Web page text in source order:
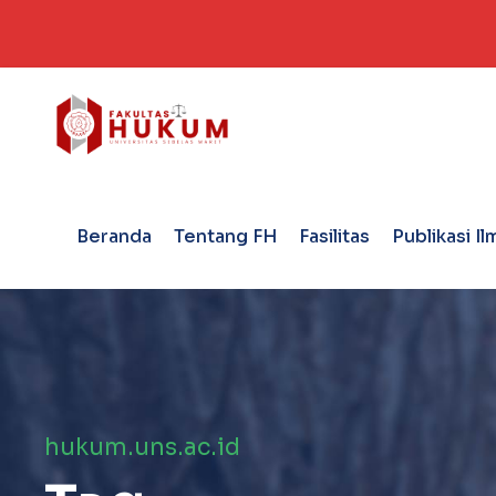
Beranda Tentang FH Fasilitas Publikasi
hukum.uns.ac.id